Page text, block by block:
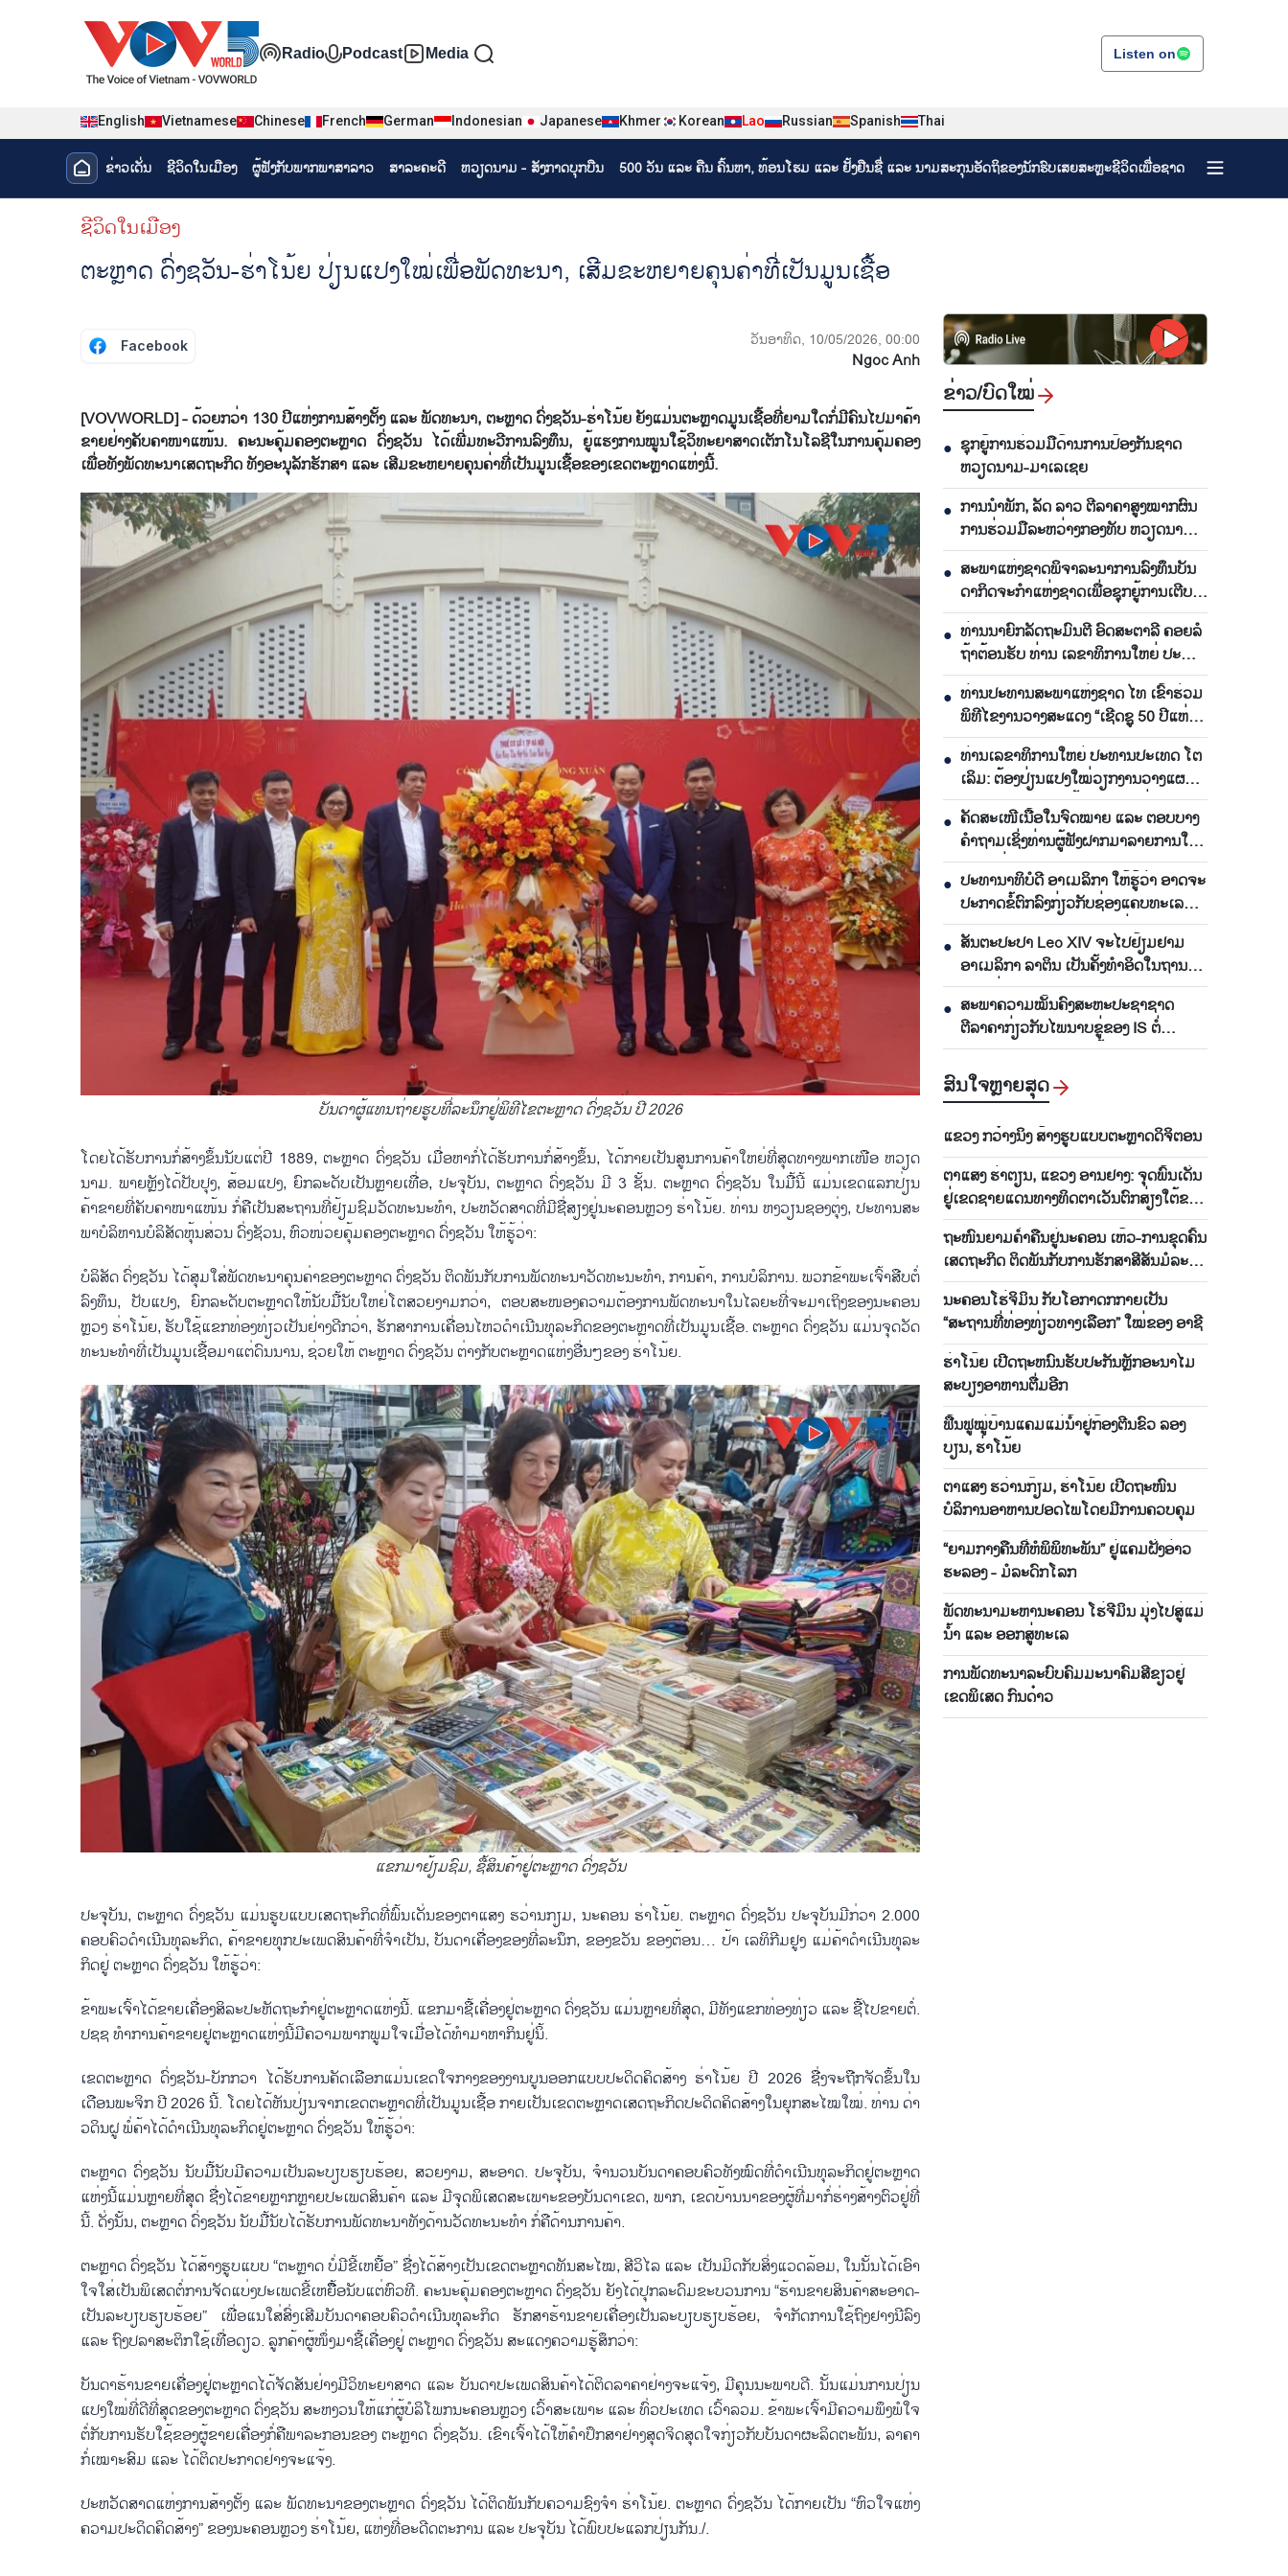
Đa phương tiện tiếng Lào
Radio Podcast Media Listen on
English Vietnamese Chinese French German Indonesian Japanese Khmer Korean Lao Russian Spanish Thai
Menu trang chủ tiếng Lào
ຂ່າວເດັ່ນ ຊີ​ວິດ​ໃນ​ເມືອງ ຜູ້​ຟັງ​ກັບ​ພາກ​ພາ​ສາ​ລາວ ສາລະຄະດີ ຫວຽດ​ນາມ - ສັງ​ກາດ​ບຸກ​ບືນ 500 ວັນ ແລະ ຄືນ ຄົ້ນຫາ, ທ້ອນໂຮມ ແລະ ຢັ້ງຢືນຊື່ ແລະ ນາມສະກຸນອັດຖິຂອງນັກຮົບເສຍສະຫຼະຊີວິດເພື່ອຊາດ
menu phụ tiếng Lào
ຊີ​ວິດ​ໃນ​ເມືອງ
ຕະ​ຫຼາດ ​ດົ່ງ​ຊວັນ-ຮ່າ​ໂນ້ຍ ປ່ຽນ​ແປງ​ໃໝ່​ເພື່ອ​ພັດ​ທະ​ນາ, ເສີມ​ຂະ​ຫຍາຍ​ຄຸນ​ຄ່າ​ທີ່​ເປັນ​ມູນ​ເຊື້ອ
Facebook ວັນອາທິດ, 10/05/2026, 00:00
Ngoc Anh
[VOVWORLD] - ດ້ວຍ​ກວ່າ 130 ປີ​ແຫ່ງ​ການ​ສ້າງ​ຕັ້ງ ແລະ ພັດ​ທະ​ນາ, ຕະຫຼາດ ​ດົ່ງ​ຊວັນ-ຮ່າ​ໂນ້ຍ ຍັງ​ແມ່ນ​ຕະຫຼາດ​ມູນ​ເຊື້ອ​ທີ່​ຍາມ​ໃດ​ກໍ່​ມີ​ຄົ​ນ​ໄປ​ມາ​ຄ້າ​
ຂາຍ​ຢ່າງ​ຄັບ​ຄາ​ໜາ​ແໜ້ນ. ຄະ​ນ​ະ​ຄຸ້ມ​ຄອງຕະຫຼາດ ​ດົ່ງ​ຊວັນ ໄດ້​ເພີ່ມ​ທະ​ວີ​ການ​ລົງ​ທຶນ, ຍູ​້​ແຮງ​ການ​ໝູນ​ໃຊ້​ວິ​ທະ​ຍາ​ສາດ​ເຕັກ​ໂນ​ໂລ​ຊີ​ໃນ​ການ​ຄຸ້ມ​ຄອງ
ເພື່ອ​ທັງ​ພັດ​ທະ​ນາ​ເສດ​ຖະ​ກິດ ທັງ​ອະ​ນຸ​ລັກ​ຮັກ​ສາ ແລະ ເສີມ​ຂະ​ຫຍາຍ​ຄຸນ​ຄ່າ​ທີ່​ເປັນ​ມູນ​ເຊື້ອ​ຂອງ​ເຂດ​ຕະຫຼາດ​ແຫ່ງນີ້.
ບັນດາຜູ້ແທນຖ່າຍຮູບທີ່ລະນຶກຢູ່ພິທີໄຂຕະຫຼາດ ດົ່ງຊວັນ ປີ 2026
ໂດຍ​ໄດ້ຮັບ​ການກໍ່​ສ້າງ​ຂຶ້ນ​ນັບ​ແຕ່​ປີ 1889, ຕະຫຼາດ ດົ່ງ​ຊວັນ ເມື່ອ​ຫາກໍ່​ໄດ້​ຮັບ​ການກໍ່​ສ້າງ​ຂຶ້ນ, ໄດ້​ກາຍ​ເປັນສູນ​ການ​ຄ້າ​ໃຫຍ່ທີ່​ສຸດ​ທາງ​ພາກ​ເໜືອ ຫວຽດ​
ນາມ. ພາຍຫຼັງ​ໄດ້​ປັບ​ປຸງ, ສ້ອມ​ແປງ, ຍົກ​ລະ​ດັບ​ເປັນຫຼາຍ​ເທື່ອ, ປະ​ຈຸ​ບັນ, ຕະຫຼາດ ດົ່ງ​ຊວັນ ມີ 3 ຊັ້ນ. ຕະຫຼາດ ດົ່ງ​ຊວັນ ໃນມື້ນີ້ ແມ່ນ​ເຂດ​ແລກ​ປ່ຽນ​​
ຄ້າຂາຍ​ທີ່​ຄັບ​ຄາ​ໜາ​ແໜ້ນ ກໍ່​ຄືເປັນ​ສະ​ຖານ​ທີ່​ຢ້ຽມ​ຊົມ​ວັດ​ທະ​ນະ​ທຳ, ປະ​ຫວັດ​ສາດ​ທີ່​ມີ​ຊື່​ສຽງ​ຢູ່​ນະ​ຄອນຫຼວງ ຮ່າ​ໂນ້ຍ. ທ່ານ ຫງວຽນ​ຊອງ​ຕຸ່ງ, ປະ​ທານ​ສະ​
ພາ​ບໍ​ລິ​ຫານ​ບໍ​ລິ​ສັດ​ຫຸ້ນ​ສ່ວນ ດົ່ງ​ຊັວນ, ຫົວ​ໜ່ວຍ​ຄຸ້ມ​ຄອງຕະຫຼາດ ດົ່ງ​ຊວັນ ໃຫ້​ຮູ້​ວ່າ:
ບໍ​ລິ​ສັດ ດົ່ງ​ຊວັນ ໄດ້​ສຸມ​ໃສ່​ພັດ​ທະ​ນາ​ຄຸນ​ຄ່າ​ຂອງ​ຕະຫຼາ​ດ ດົ່ງ​ຊວັນ ຕິດ​ພັນ​ກັບ​ການ​ພັດ​ທະ​ນາ​ວັດ​ທະ​ນະ​ທຳ, ການ​ຄ້າ, ການ​ບໍ​ລິ​ການ. ພວກ​ຂ້າ​ພະ​ເຈົ້າ​ສືບ​ຕໍ່​
ລົງ​ທຶນ, ປັບ​ແປງ, ຍົກ​ລະ​ດັບ​ຕະຫຼາດ​ໃຫ້​ນັບ​ມື້​ນັບ​ໃຫຍ່ໂຕ​ສວຍ​ງາມ​ກວ່າ, ຕອບ​ສະ​ໜອງ​ຄວາມ​ຕ້ອງ​ການ​ພັດ​ທະ​ນາ​ໃນ​ໄລ​ຍະ​ທີ່​ຈະ​ມາ​ເຖິງ​ຂອງ​ນະ​ຄອນ
ຫຼວງ ຮ່າ​ໂນ້ຍ, ຮັບ​ໃຊ້​ແຂກ​ທ່ອງ​ທ່ຽວ​ເປັນ​ຢ່າງ​ດີ​ກວ່າ, ຮັກ​ສາ​ການ​ເຄື່ອນ​ໄຫວ​ດຳ​ເນີນ​ທຸ​ລະ​ກິດ​ຂອງ​ຕະຫຼາດ​ທີ່​ເປັນ​ມູນ​ເຊື້ອ. ຕະຫຼາ​ດ ດົ່ງ​ຊວັນ ແມ່ນ​ຈຸດ​ວັດ​
ທະ​ນະ​ທຳ​ທີ່​ເປັນ​ມູນ​ເຊື້ອ​ມາ​ແຕ່​ດົນ​ນານ, ຊ່ວຍ​ໃຫ້ ຕະຫຼາ​ດ ດົ່ງ​ຊວັນ ຕ່າງ​ກັບ​ຕະຫຼາດ​ແຫ່ງ​ອື່ນໆ​ຂອງ ຮ່າ​ໂນ້ຍ.
ແຂກມາຢ້ຽມຊົມ, ຊື້ສິນຄ້າຢູ່ຕະຫຼາດ ດົ່ງຊວັນ
ປະ​ຈຸ​ບັນ, ຕະຫຼາ​ດ ດົ່ງ​ຊວັນ ແມ່ນ​ຮູ​ບ​ແບບ​ເສດ​ຖະ​ກິດ​ທີ່​ພົ້ນ​ເດັ່ນ​ຂອງ​ຕາ​ແສງ ຮວ່ານ​ກຽມ, ນະ​ຄອນ ຮ່າ​ໂນ້ຍ. ຕະຫຼາ​ດ ດົ່ງ​ຊວັນ ປະ​ຈຸ​ບັນ​ມີ​ກ່​ວາ 2.000
ຄອບ​ຄົວ​ດຳ​ເນີນ​ທຸ​ລະ​ກິດ, ຄ້າ​ຂາຍ​ທຸກ​ປະ​ເພດ​ສິນ​ຄ້າ​ທີ່​ຈຳ​ເປັນ, ບັນ​ດາ​ເຄື່ອງ​ຂອງ​ທີ່​ລະ​ນຶກ, ຂ​ອງ​ຂວັນ ຂອງ​ຕ້ອນ… ປ້າ ເລ​ທິ​ກີມ​ຢູງ ແມ່​ຄ້າ​ດຳ​ເນີນ​ທຸ​ລະ​
ກິດ​ຢູ່ ຕະຫຼາ​ດ ດົ່ງ​ຊວັນ ໃຫ້​ຮູ້​ວ່າ:
ຂ​້າ​ພະ​ເຈົ້າ​ໄດ້​ຂາຍ​ເຄື່ອງ​ສິ​ລະ​ປະ​ຫັດ​ຖະ​ກຳ​ຢູ່​ຕະຫຼາດແຫ່ງນີ້. ​ແຂກ​ມາ​ຊື້​ເຄື່ອງ​ຢູ່ຕະຫຼາ​ດ ດົ່ງ​ຊວັນ ແມ່ນ​ຫຼາຍ​ທີ່​ສຸດ, ມີ​ທັງ​ແຂກ​ທ່ອງ​ທ່ຽວ ແລະ ຊື້ໄປ​ຂາຍຕໍ່.
ປ​ຊ​ຊ ທຳ​ການ​ຄ້າ​ຂາຍ​ຢູ່​ຕະຫຼາດ​ແຫ່ງນີ້​ມີ​ຄວາມ​ພາກ​ພູມ​ໃຈ​ເມື່ອ​ໄດ້​ທຳ​ມາ​ຫາ​ກິນ​ຢູ່ນິ້.
ເຂດຕະຫຼາ​ດ ດົ່ງ​ຊວັນ-ບັກ​ກວາ ໄດ້​ຮັບ​ການ​ຄັດ​ເລືອກແມ່ນ​ເຂດ​ໃຈ​ກາງ​ຂອງ​ງານ​ບູນ​ອອກ​ແບບ​ປະ​ດິດ​ຄິດ​ສ້າງ ຮ່າ​ໂນ້ຍ ປີ 2026 ຊື່ງ​ຈະ​ຖື​ກ​ຈັດ​ຂຶ້ນ​ໃນ​
ເດືອນ​ພະ​ຈິກ ​ປີ 2026 ນີ້. ໂດຍ​ໄດ້​ຫັນ​ປ່ຽນ​ຈາກ​ເຂດຕະຫຼາດທີ່​ເປັນ​ມູນ​ເຊື້ອ ກາຍ​ເປັນ​ເຂດ​ຕະຫຼາດ​ເສດ​ຖະ​ກິດ​ປະ​ດິດ​ຄິດ​ສ້າງ​ໃນ​ຍຸກ​ສະ​ໄໝ​ໃໝ່. ທ່ານ ດ່າ
ວ​ດິນ​ຝູ ພໍ່​ຄ້າ​ໄດ້​ດຳ​ເນີນ​ທຸ​ລະ​ກິດ​ຢູ່ຕະຫຼາ​ດ ດົ່ງ​ຊວັນ ໃຫ້​ຮູ້​ວ່າ:
ຕະຫຼາ​ດ ດົ່ງ​ຊວັນ ນັບ​ມື້​ນັບ​ມີ​ຄວາມ​ເປັນ​ລະ​ບຽບ​ຮຽບ​ຮ້ອຍ, ສວຍ​ງາມ, ສະ​ອາດ. ປະ​ຈຸ​ບັນ, ຈຳ​ນວນ​ບັນ​ດາ​ຄອບ​ຄົວ​ທັງ​ໝົດ​ທີ່ດຳ​ເນີນ​ທຸ​ລະ​ກິດ​ຢູ່​ຕະຫຼາດ​
ແຫ່ງນີ້​ແມ່ນຫຼາຍ​ທີ່​ສຸດ ຊື່​ງໄດ້​ຂາຍຫຼາກຫຼາຍ​ປະ​ເພດ​ສິນ​ຄ້າ ແລະ ມີ​ຈຸດ​ພິ​ເສດ​ສະ​ເພາະ​ຂອງ​ບັນ​ດາ​ເຂດ, ພາກ, ເຂດ​ບ້ານ​ນາ​ຂອງ​ຜູ້​ທີ່ມ​າກໍ່​ຮ່າງສ້າງ​ຕົວ​ຢູ່​ທີ່
ນີ້. ດັ​່ງນັ້ນ, ຕະຫຼາ​ດ ດົ່ງ​ຊວັນ ນັບ​ມື້​ນັບ​ໄດ້​ຮັບ​ການ​ພັດ​ທະ​ນາ​ທັງ​ດ້ານ​ວັດ​ທະ​ນະ​ທຳ ກໍ່​ຄື​ດ້ານ​ການ​ຄ້າ.
ຕະຫຼາ​ດ ດົ່ງ​ຊວັນ ໄດ້​ສ້າງ​ຮູບ​ແບບ “ຕະຫຼາ​ດ ບໍ່​ມີ​ຂີ້​ເຫຍື້ອ” ຊື່ງ​ໄດ້​ສ້າງເປັນ​ເຂດ​ຕະຫຼາດ​ທັນ​ສະ​ໄໝ, ສີ​ວິ​ໄລ ແລະ ເປັນ​ມິດ​ກັບ​ສິ່ງ​ແວດ​ລ້ອມ, ໃນ​ນັ້ນ​ໄດ້​ເອົາ​
ໃຈ​ໃສ່​ເປັນ​ພິ​ເສດ​ຕໍ່​ການ​ຈັດ​ແບ່ງ​ປະ​ເພດ​ຂີ້​ເຫຍືຶ້ອ​ນັບ​ແຕ່​ຫົວ​ທີ. ຄະ​ນະ​ຄຸ້ມ​ຄອງຕະຫຼາ​ດ ດົ່ງ​ຊວັນ ຍັງ​ໄດ້​ປຸກ​ລະ​ດົມ​ຂະ​ບວນ​ການ “ຮ້ານ​ຂາຍ​ສິນ​ຄ້າ​ສະ​ອາດ-
ເປັນ​ລະ​ບຽບ​ຮຽບ​ຮ້ອຍ” ເພື່ອ​ແນ​ໃສ່​ສົ່ງ​ເສີມ​ບັນ​ດາ​ຄອບ​ຄົວ​ດຳ​ເນີນ​ທຸ​ລະ​ກິດ ຮັກ​ສາ​ຮ້ານ​ຂາຍ​ເຄື່ອງ​ເປັ​ນ​ລະ​ບຽບ​ຮຽບ​ຮ້ອຍ, ຈຳ​ກັດ​ການ​ໃຊ້​ຖົງ​ຢາງ​ນີລົງ
ແລະ ຖົງປ​ລາ​ສະ​ຕິກໃຊ້​ເທື່ອ​ດຽວ. ລູກ​ຄ້າ​ຜູ້​ໜຶ່ງ​ມາ​ຊື້​ເຄື່ອງ​ຢູ່ ຕະຫຼາ​ດ ດົ່ງ​ຊວັນ ສະ​ແດງ​ຄວາມ​ຮູ້​ສຶກວ່າ:
ບັນ​ດາ​ຮ້ານ​ຂາຍ​ເຄື່ອງ​ຢູ່​ຕະຫຼາດ​ໄດ້​ຈັດ​ສັນ​ຢ່າງ​ມີ​ວິ​ທະ​ຍາ​ສາດ ແລະ ບັນ​ດາ​ປະ​ເພດ​ສິນ​ຄ້າ​ໄດ້​ຕິດ​ລາ​ຄາ​ຢ່າງ​ຈະ​ແຈ້ງ, ມີ​ຄຸນ​ນະ​ພາບ​ດີ. ນັ້ນ​ແມ່ນ​ການ​ປ່ຽນ​
ແປງ​ໃໝ່​ທີ່​ດີ​ທີ່​ສຸດ​ຂອງຕະຫຼາ​ດ ດົ່ງ​ຊວັນ ສະ​ຫງວນ​ໃຫ້​ແກ່​ຜູ້​ບໍ​ລິ​ໂພກ​ນະ​ຄອນຫຼວງ​ ເວົ້າ​ສະ​ເພາະ ແລະ ທົ່ວ​ປະ​ເທດ ​ເວົ້າລວມ. ຂ້າ​ພະ​ເຈົ້າ​ມີ​ຄວາມ​ພຶງ​ພໍ​ໃຈ​
ຕໍ່​ກັບ​ການ​ຮັບ​ໃຊ້​ຂອງ​ຜູ້​ຂາຍ​ເຄື່ອງກໍ່​ຄື​ພາ​ລະ​ກອນ​ຂອງ ຕະຫຼາ​ດ ດົ່ງ​ຊວັນ. ເຂົາ​ເຈົ້າ​ໄດ້​ໃຫ້​ຄຳ​ປຶກ​ສາ​ຢ່າງ​ສຸດ​ຈິດ​ສຸດ​ໃຈ​ກ່ຽວ​ກັບ​ບັນ​ດາ​ຜະລິດ​ຕະ​ພັນ, ລາ​ຄາ
ກໍ່​ເໝາ​ະ​ສົມ ແລະ ໄດ້​ຕິດ​ປະ​ກາດ​ຢ່າງ​ຈະ​ແຈ້ງ.
ປະ​ຫວັດ​ສາດ​ແຫ່ງ​ການ​ສ້າງ​ຕັ້ງ ແລະ ພັດ​ທະ​ນາ​ຂອງຕະຫຼາ​ດ ດົ່ງ​ຊວັນ ໄດ້​ຕິດ​ພັນ​ກັບ​ຄວາມ​ຊົງ​ຈຳ ຮ່າໂນ້ຍ. ຕະຫຼາ​ດ ດົ່ງ​ຊວັນ ໄດ້​ກາຍ​ເປັນ “​ຫົວ​ໃຈ​ແຫ່ງ
ຄວາມ​ປະ​ດິດ​ຄິດ​ສ້າງ” ຂອງ​ນະ​ຄອນຫຼວງ ຮ່າ​ໂນ້ຍ, ແຫ່ງ​ທີ່​ອະ​ດີດ​ຕະ​ການ ແລະ ປະ​ຈຸ​ບັນ ໄດ້​ພົບ​ປະ​ແລກ​ປ່ຽນ​ກັນ./.
ຂ່າວ/ບົດ​ໃໝ່
● ຊຸກ​ຍູ້​ການ​ຮ່ວມ​ມື​ດ້ານ​ການ​ປ້ອງ​ກັນ​ຊາດ
ຫວຽດ​ນາມ-ມາ​ເລ​ເຊຍ
● ການ​ນຳ​ພັກ, ລັດ ລາວ ຕີ​ລາ​ຄາ​ສູງ​ໝາກ​ຜົນ​
ການ​ຮ່ວມ​ມື​ລະ​ຫວ່າງກອງ​ທັບ ຫວຽດ​ນາມ-
ລາວ
● ສະ​ພາ​ແຫ່ງ​ຊາດ​ພິ​ຈາ​ລະ​ນາ​​ການລົງ​ທຶນ​ບັນ​
ດາ​ກິດ​ຈະ​ກຳ​ແຫ່ງ​ຊາດ​ເພື່ອ​ຊຸກ​ຍູ້​ການ​ເຕີບ​
ໂຕ
● ທ່ານ​ນາ​ຍົກ​ລັດ​ຖະ​ມົນ​ຕີ ອົດ​ສະ​ຕາ​ລີ ​ຄອຍລໍ​
ຖ້າ​ຕ້ອນ​ຮັບ ທ່ານ ເລ​ຂາ​ທິ​ການ​ໃຫຍ່ ປະ​
ທານ​ປະ​ເທດ ໂຕ​ເລິມ
● ທ່ານ​ປະ​ທານ​ສະ​ພາ​ແຫ່ງ​ຊາດ ໄທ ເຂົ້າ​ຮ່ວມ​
ພິ​ທີ​ໄຂ​ງານ​ວາງ​ສະ​ແດງ “ເຊີດ​ຊູ 50 ປີ​ແຫ່ງ​
ການ​ພົວ​ພັນ​ທາງ​ການ​ທູດ ຫວຽດ​ນາມ-ໄທ”
● ທ່ານເລ​ຂາ​ທິ​ການ​ໃຫຍ່ ປະ​ທານ​ປະ​ເທດ ໂຕ​
ເລິມ: ຕ້ອງ​ປ່ຽນ​ແປງ​ໃໝ່​ວຽກ​ງານ​ວາງ​ແຜນ​
ຜັງ ແລະ ​ພັດ​ທະ​ນາ​ພື້ນ​ຖານ​ໂຄງ​ລ່າງ
● ຄັດສະເໜີເນື້ອໃນຈົດໝາຍ ແລະ ຕອບບາງ
ຄຳຖາມເຊິ່ງທ່ານຜູ້ຟັງຝາກມາລາຍການໃນ
ອາທິດຜ່ານມາ
● ປະທານາທິບໍດີ ອາເມລິກາ ໃຫ້ຮູ້ວ່າ ອາດຈະ
ປະກາດຂໍ້ຕົກລົງກ່ຽວກັບຊ່ອງແຄບທະເລ
Hormuz ພາບໃນເວລາ 48 ຊົ່ວໂມງຈະ
ມາເຖິງ
● ສັນຕະປະປາ Leo XIV ຈະໄປຢ້ຽມຢາມ
ອາເມລິກາ ລາຕິນ ເປັນຄັ້ງທຳອິດໃນຖານະ
ຕຳແໜ່ງສັນຕະປະປາ
● ສະພາຄວາມໝັ້ນຄົງສະຫະປະຊາຊາດ
ຕີລາຄາກ່ຽວກັບໄພນາບຂູ່ຂອງ IS ຕໍ່
ສັນຕິພາບ ແລະ ຄວາມໝັ້ນຄົງສາກົນ
ສົນ​ໃຈ​ຫຼາຍ​ສຸດ
ແຂວງ ກວ໋າງນິງ ສ້າງຮູບແບບຕະຫຼາດດິຈິຕອນ
ຕາ​ແສງ ຮ່າ​ຕຽນ, ແຂວງ ອານ​ຢາງ: ຈຸດ​ພ​ົ້ນ​ເດັ່ນ​
ຢູ່​ເຂດ​ຊາຍ​ແດນ​ທາງ​ທິດ​ຕາ​ເວັນ​ຕົກ​ສ່ຽງ​ໃຕ້​ຂອງ
ຫວຽດນາມ
ຖະ​ໜົນ​ຍາມ​ຄ່ຳ​ຄືນ​ຢູ່​ນະ​ຄອນ ເຫ້ວ-ການ​ຂຸດ​ຄົ້ນ​
ເສດ​ຖະ​ກິດ ຕິດ​ພັນ​ກັບ​ການ​ຮັກ​ສາ​ສີ​ສັນ​ມໍ​ລະ​
ດົກ.
ນະຄອນໂຮ່ຈິມິນ ກັບໂອກາດກກາຍເປັນ
“ສະຖານທີ່ທ່ອງທ່ຽວທາງເລືອກ” ໃໝ່ຂອງ ອາຊີ
ຮ່າ​ໂນ້ຍ ເປີດ​ຖະ​​ຫນົນ​ຮັບ​ປະ​ກັນຫຼັກ​ອະ​ນາ​ໄມ​
ສະ​ບຽງ​ອາ​ຫານຕື່ມອີກ
ຟື້ນ​ຟູ​ໝູ່​ບ້ານ​ແຄມ​ແມ່​ນ້ຳ​ຢູ່​ກ້ອງ​ຕີນ​ຂົວ ລອງ​
ບຽນ, ຮ່າ​ໂນ້ຍ
ຕາແສງ ຮວ່ານກ໊ຽມ, ຮ່າໂນ້ຍ ເປີດຖະໜົນ
ບໍລິການອາຫານປອດໄພໂດຍມີການຄວບຄຸມ
“ຍາມກາງ​ຄືນ​ທີ່​ຫໍ​ພິ​ພິ​ທະ​ພັນ” ຢູ່ແຄມຝັ່ງ​ອ່າວ​
ຮະ​ລອງ - ​ມໍ​ລະ​ດົກໂລກ
ພັດທະນາມະຫານະຄອນ ໂຮ່ຈີມິນ ມຸ່ງໄປສູ່ແມ່
ນ້ຳ ແລະ ອອກສູ່ທະເລ
ການພັດທະນາລະບົບຄົມມະນາຄົມສີຂຽວຢູ່
ເຂດພິເສດ ກົນດ໋າວ